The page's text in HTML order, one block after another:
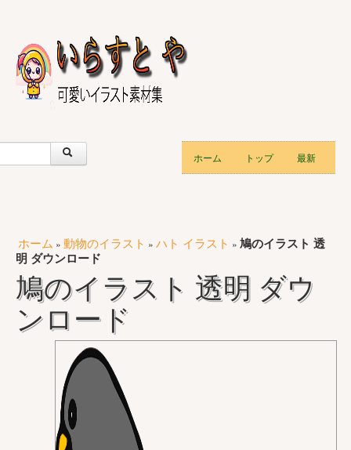
ホーム トップ 最新
ホーム » 動物のイラスト » ハト イラスト » 鳩のイラスト 透
明 ダウンロード
鳩のイラスト 透明 ダウ
ンロード